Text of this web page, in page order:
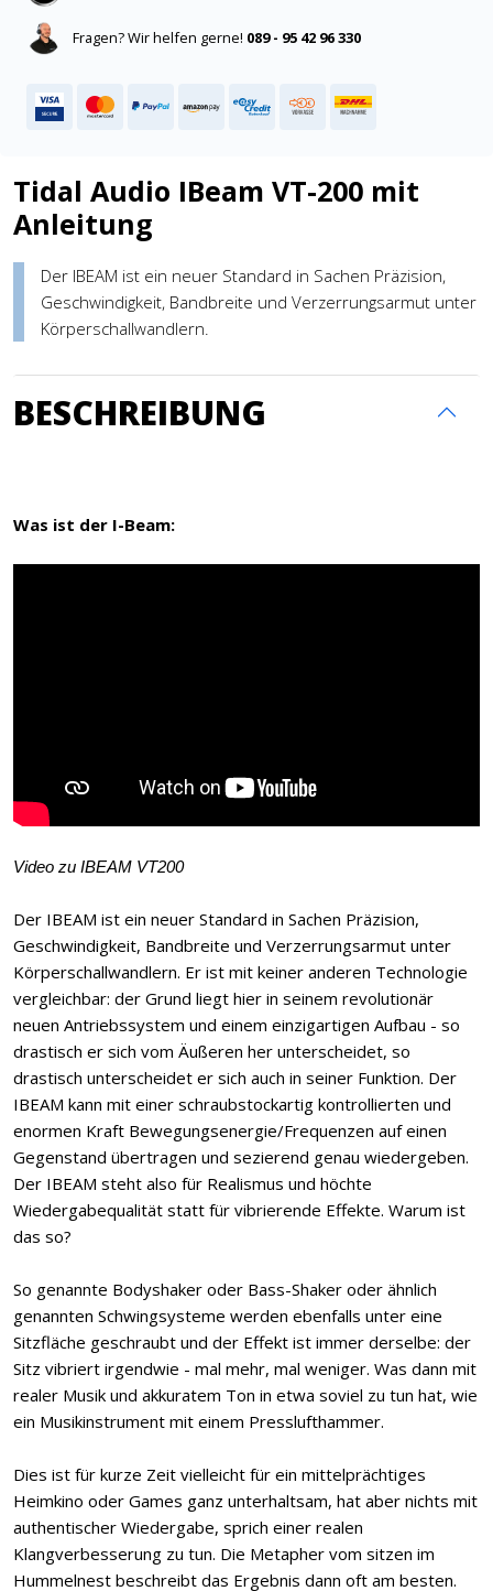
Fragen? Wir helfen gerne! 089 - 95 42 96 330
Tidal Audio IBeam VT-200 mit
Anleitung
Der IBEAM ist ein neuer Standard in Sachen Präzision,
Geschwindigkeit, Bandbreite und Verzerrungsarmut unter
Körperschallwandlern.
BESCHREIBUNG
Was ist der I-Beam:
Video zu IBEAM VT200
Der IBEAM ist ein neuer Standard in Sachen Präzision,
Geschwindigkeit, Bandbreite und Verzerrungsarmut unter
Körperschallwandlern. Er ist mit keiner anderen Technologie
vergleichbar: der Grund liegt hier in seinem revolutionär
neuen Antriebssystem und einem einzigartigen Aufbau - so
drastisch er sich vom Äußeren her unterscheidet, so
drastisch unterscheidet er sich auch in seiner Funktion. Der
IBEAM kann mit einer schraubstockartig kontrollierten und
enormen Kraft Bewegungsenergie/Frequenzen auf einen
Gegenstand übertragen und sezierend genau wiedergeben.
Der IBEAM steht also für Realismus und höchte
Wiedergabequalität statt für vibrierende Effekte. Warum ist
das so?
So genannte Bodyshaker oder Bass-Shaker oder ähnlich
genannten Schwingsysteme werden ebenfalls unter eine
Sitzfläche geschraubt und der Effekt ist immer derselbe: der
Sitz vibriert irgendwie - mal mehr, mal weniger. Was dann mit
realer Musik und akkuratem Ton in etwa soviel zu tun hat, wie
ein Musikinstrument mit einem Presslufthammer.
Dies ist für kurze Zeit vielleicht für ein mittelprächtiges
Heimkino oder Games ganz unterhaltsam, hat aber nichts mit
authentischer Wiedergabe, sprich einer realen
Klangverbesserung zu tun. Die Metapher vom sitzen im
Hummelnest beschreibt das Ergebnis dann oft am besten.